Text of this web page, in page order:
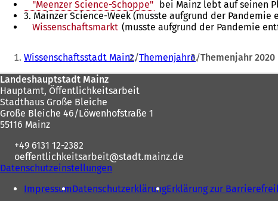
"Meenzer Science-Schoppe" bei Mainz lebt auf seinen
3. Mainzer Science-Week (musste aufgrund der Pandemie
Wissenschaftsmarkt (musste aufgrund der Pandemie
Sie
befinden
sich
hier:
Wissenschaftsstadt Mainz Themenjahre Themenjahr 2020
Fußbereich
Landeshauptstadt Mainz
Hauptamt, Öffentlichkeitsarbeit
Stadthaus Große Bleiche
Große Bleiche 46/Löwenhofstraße 1
55116 Mainz
+49 6131 12-2382
oeffentlichkeitsarbeit
stadt.mainz de
Datenschutzeinstellungen
ImpressumDatenschutzerklärungErklärung zur